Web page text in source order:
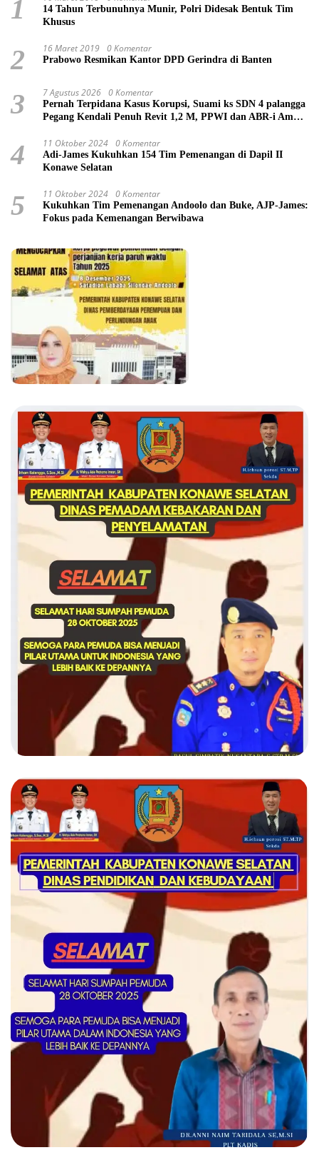
1
14 Tahun Terbunuhnya Munir, Polri Didesak Bentuk Tim
Khusus
2 16 Maret 2019 0 Komentar
Prabowo Resmikan Kantor DPD Gerindra di Banten
3 7 Agustus 2026 0 Komentar
Pernah Terpidana Kasus Korupsi, Suami ks SDN 4 palangga
Pegang Kendali Penuh Revit 1,2 M, PPWI dan ABR-i Ambil
4 11 Oktober 2024 0 Komentar
Adi-James Kukuhkan 154 Tim Pemenangan di Dapil II
Konawe Selatan
5 11 Oktober 2024 0 Komentar
Kukuhkan Tim Pemenangan Andoolo dan Buke, AJP-James:
Fokus pada Kemenangan Berwibawa